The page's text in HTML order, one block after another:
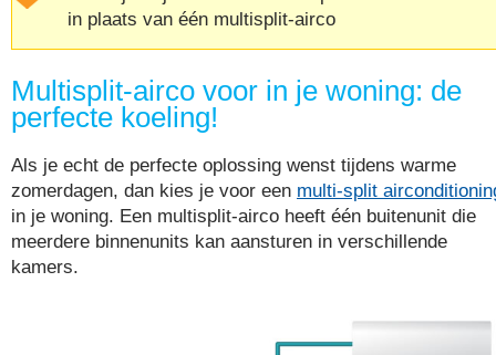
in plaats van één multisplit-airco
Multisplit-airco voor in je woning: de
perfecte koeling!
Als je echt de perfecte oplossing wenst tijdens warme
zomerdagen, dan kies je voor een multi-split
in je woning. Een multisplit-airco heeft één buitenunit die
meerdere binnenunits kan aansturen in verschillende
kamers.